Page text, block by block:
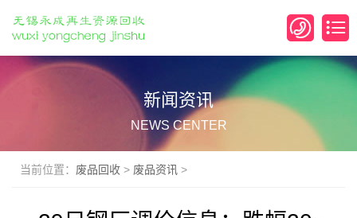
新闻资讯
NEWS CENTER
当前位置： 废品回收 > 废品资讯 >